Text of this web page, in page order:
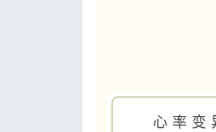
心率变